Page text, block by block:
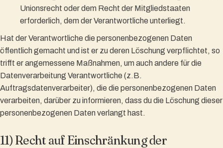
Unionsrecht oder dem Recht der Mitgliedstaaten
erforderlich, dem der Verantwortliche unterliegt.
Hat der Verantwortliche die personenbezogenen Daten
öffentlich gemacht und ist er zu deren Löschung verpflichtet, so
trifft er angemessene Maßnahmen, um auch andere für die
Datenverarbeitung Verantwortliche (z.B.
Auftragsdatenverarbeiter), die die personenbezogenen Daten
verarbeiten, darüber zu informieren, dass du die Löschung dieser
personenbezogenen Daten verlangt hast.
11) Recht auf Einschränkung der